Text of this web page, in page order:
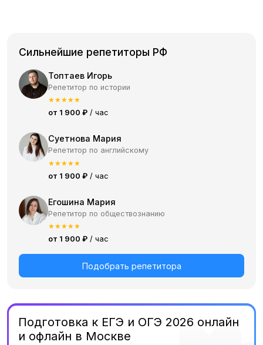
Сильнейшие репетиторы РФ
Топтаев Игорь
Репетитор по истории
★★★★★
от 1 900 ₽ / час
Суетнова Мария
Репетитор по английскому
★★★★★
от 1 900 ₽ / час
Егошина Мария
Репетитор по обществознанию
★★★★★
от 1 900 ₽ / час
Подобрать репетитора
Подготовка к ЕГЭ и ОГЭ 2026 онлайн
и офлайн в Москве